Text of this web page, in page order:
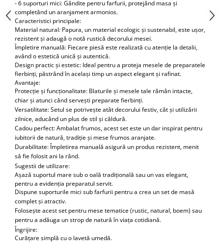
- 6 suporturi mici: Gândite pentru farfurii, protejând masa și
completând un aranjament armonios.
Caracteristici principale:
Material natural: Papura, un material ecologic și sustenabil, este ușor,
rezistent și adaugă o notă rustică decorului mesei.
Împletire manuală: Fiecare piesă este realizată cu atenție la detalii,
având o estetică unică și autentică.
Design practic și estetic: Ideal pentru a proteja mesele de preparatele
fierbinți, păstrând în același timp un aspect elegant și rafinat.
Avantaje:
​​​Protecție și funcționalitate: Blaturile și mesele tale rămân intacte,
chiar și atunci când servești preparate fierbinți.
Versatilitate: Setul se potrivește atât decorului festiv, cât și utilizării
zilnice, aducând un plus de stil și căldură.
Cadou perfect: Ambalat frumos, acest set este un dar inspirat pentru
iubitorii de natură, tradiție și mese frumos aranjate.
Durabilitate: Împletirea manuală asigură un produs rezistent, menit
să fie folosit ani la rând.
Sugestii de utilizare:
Așază suportul mare sub o oală tradițională sau un vas elegant,
pentru a evidenția preparatul servit.
Dispune suporturile mici sub farfurii pentru a crea un set de masă
complet și atractiv.
Folosește acest set pentru mese tematice (rustic, natural, boem) sau
pentru a adăuga un strop de natură în viața cotidiană.
Îngrijire:
Curățare simplă cu o lavetă umedă.